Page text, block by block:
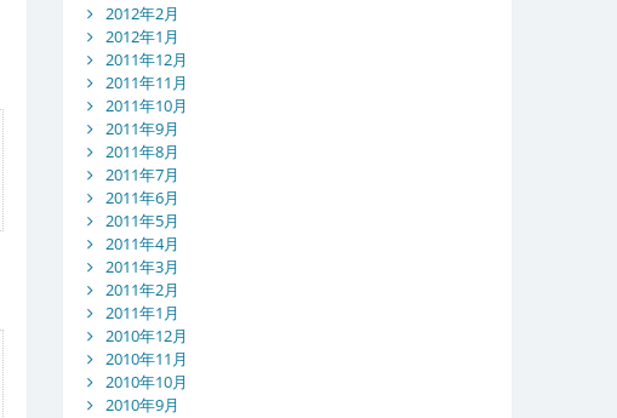
2012年2月
2012年1月
2011年12月
2011年11月
2011年10月
2011年9月
2011年8月
2011年7月
2011年6月
2011年5月
2011年4月
2011年3月
2011年2月
2011年1月
2010年12月
2010年11月
2010年10月
2010年9月